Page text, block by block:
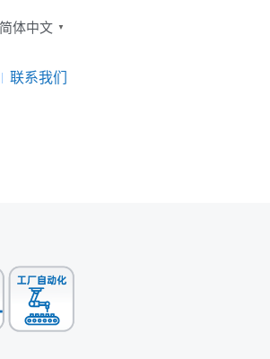
简体中文 ▼
联系我们